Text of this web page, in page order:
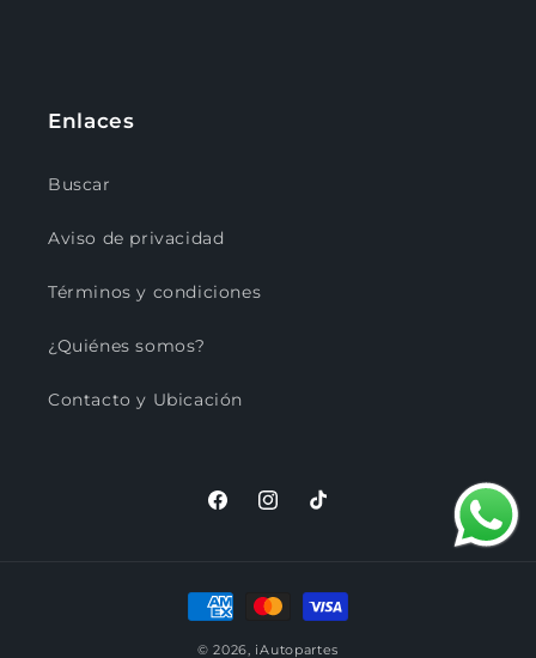
Enlaces
Buscar
Aviso de privacidad
Términos y condiciones
¿Quiénes somos?
Contacto y Ubicación
FacebookInstagram
TikTok
Formas
de
© 2026, iAutopartes